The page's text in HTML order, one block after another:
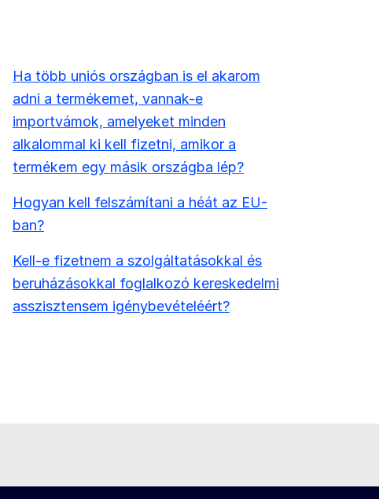
Ha több uniós országban is el akarom
adni a termékemet, vannak-e
importvámok, amelyeket minden
alkalommal ki kell fizetni, amikor a
termékem egy másik országba lép?
Hogyan kell felszámítani a héát az EU-
ban?
Kell-e fizetnem a szolgáltatásokkal és
beruházásokkal foglalkozó kereskedelmi
asszisztensem igénybevételéért?